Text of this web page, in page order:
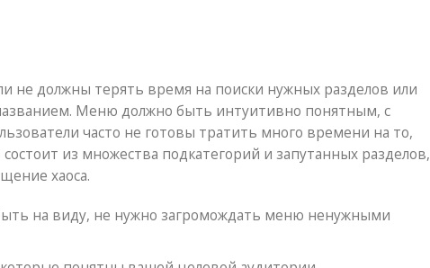
не должны терять время на поиски нужных разделов или
Меню должно быть интуитивно понятным, с
часто не готовы тратить много времени на то,
из множества подкатегорий и запутанных разделов,
хаоса.
на виду, не нужно загромождать меню ненужными